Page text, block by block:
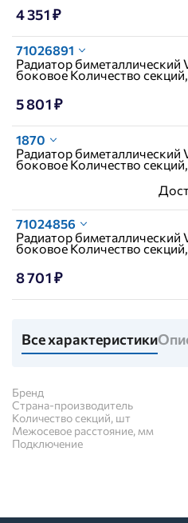
4 351 ₽
71026891
Радиатор биметаллический
боковое Количество
5 801 ₽
1870
Радиатор биметаллический
боковое Количество
71024856
Радиатор биметаллический
боковое Количество
8 701 ₽
Все характеристики
Бренд
Страна-производитель
Количество секций, шт
Межосевое расстояние, мм
Подключение